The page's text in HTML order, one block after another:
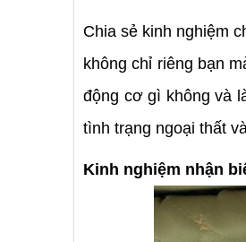
Chia sẻ kinh nghiệm
không chỉ riêng bạn
động cơ gì không và
tình trạng ngoại thất
Kinh nghiệm nhận